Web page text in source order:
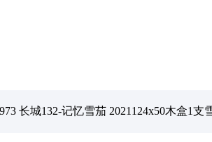
长城132-记忆雪茄 2021124x50木盒1